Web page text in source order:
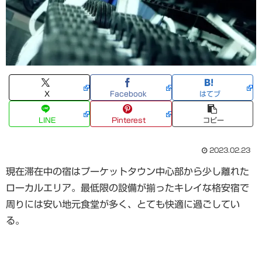
X Facebook はてブ
LINE Pinterest コピー
2023.02.23
現在滞在中の宿はプーケットタウン中心部から少し離れた
ローカルエリア。最低限の設備が揃ったキレイな格安宿で
周りには安い地元食堂が多く、とても快適に過ごしてい
る。